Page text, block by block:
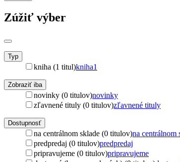
Zúžiť výber
Typ
kniha (1 titul)kniha1
Zobraziť iba
novinky (0 titulov)novinky
zľavnené tituly (0 titulov)zľavnené tituly
Dostupnosť
na centrálnom sklade (0 titulov)na centrálnom
predpredaj (0 titulov)predpredaj
pripravujeme (0 titulov)pripravujeme